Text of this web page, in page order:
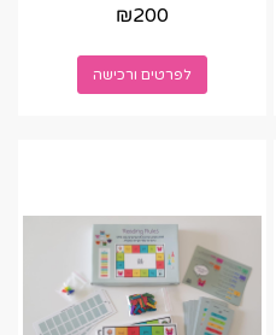
₪200
לפרטים ורכישה